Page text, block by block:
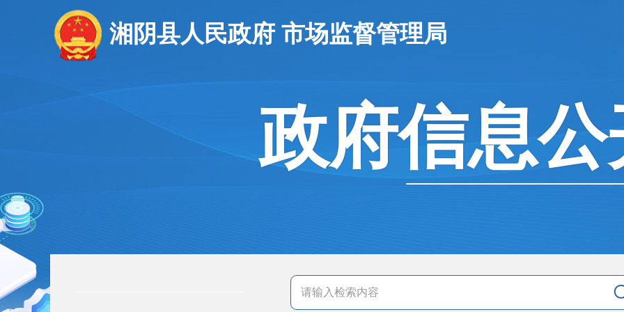
湘阴县人民政府 市场监督管理局
政府信息公